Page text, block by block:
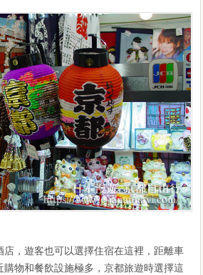
，遊客也可以選擇住宿在這裡，距離車
物和餐飲設施極多，京都旅遊時選擇這